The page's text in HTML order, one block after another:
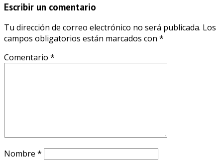
Escribir un comentario
Tu dirección de correo electrónico no será publicada. Los
campos obligatorios están marcados con *
Comentario *
Nombre *